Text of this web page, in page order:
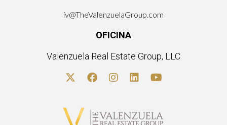
iv@TheValenzuelaGroup.com
OFICINA
Valenzuela Real Estate Group, LLC